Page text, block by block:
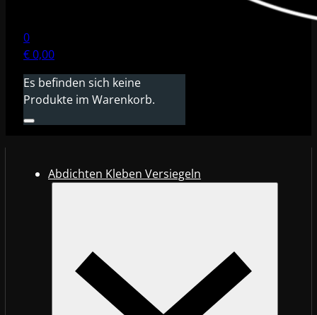
0
€0,00
Es befinden sich keine
Produkte im Warenkorb.
Abdichten Kleben Versiegeln